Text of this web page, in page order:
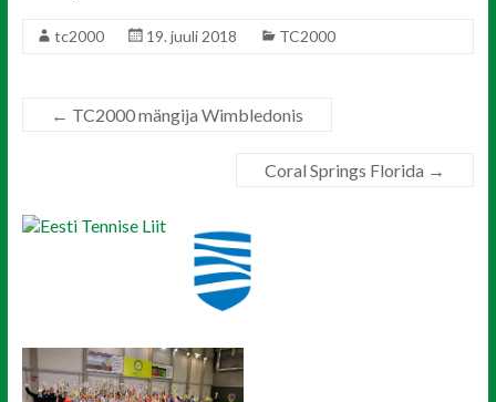
tc2000 19. juuli 2018 TC2000
← TC2000 mängija Wimbledonis
Coral Springs Florida →